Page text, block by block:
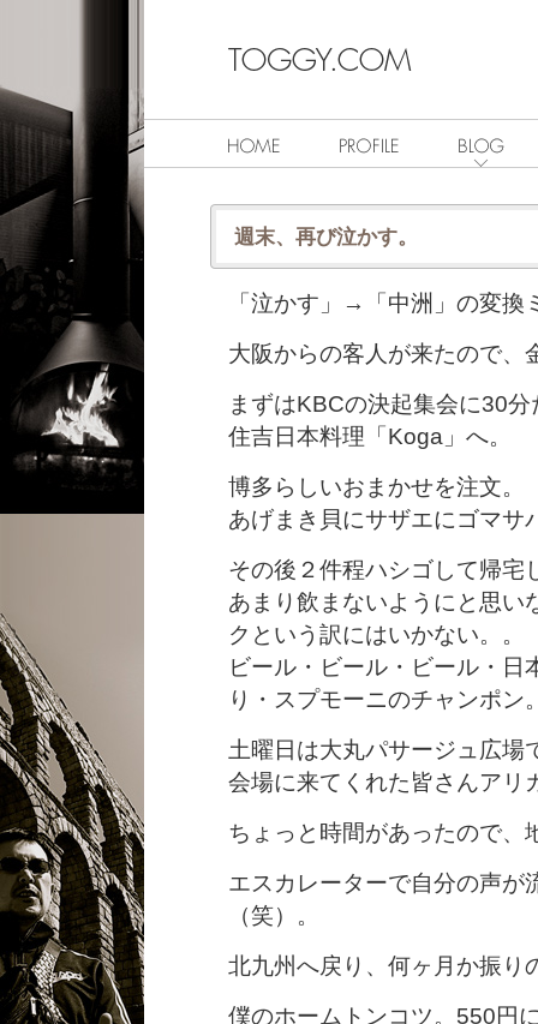
週末、再び泣かす。
「泣かす」→「中洲」の変換
大阪からの客人が来たので、
まずはKBCの決起集会に30
住吉日本料理「Koga」へ。
博多らしいおまかせを注文。
あげまき貝にサザエにゴマサ
その後２件程ハシゴして帰宅
あまり飲まないようにと思い
クという訳にはいかない。。
ビール・ビール・ビール・日
り・スプモーニのチャンポン
土曜日は大丸パサージュ広場
会場に来てくれた皆さんアリ
ちょっと時間があったので、
エスカレーターで自分の声が
（笑）。
北九州へ戻り、何ヶ月か振り
僕のホームトンコツ。550円